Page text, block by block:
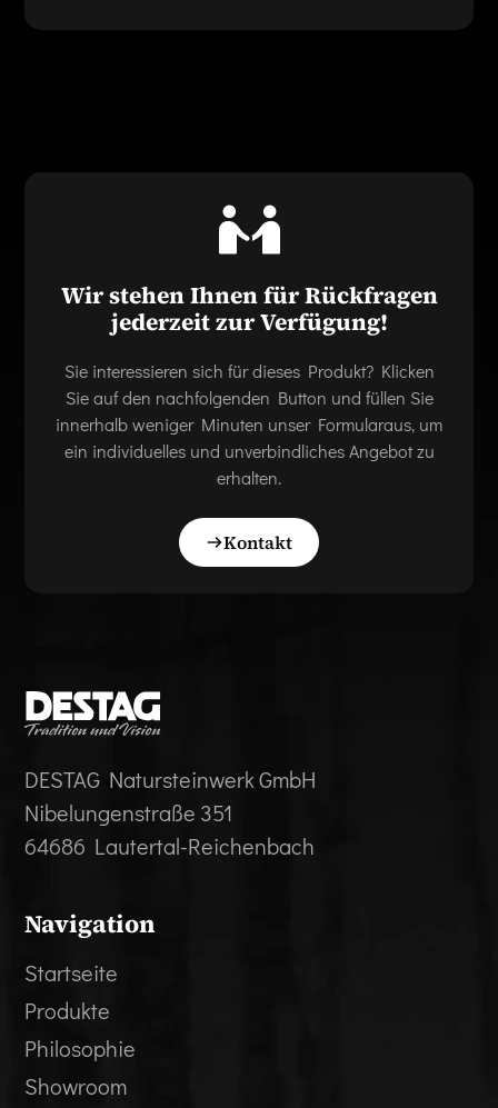
Wir stehen Ihnen für Rückfragen
jederzeit zur Verfügung!
Sie interessieren sich für dieses Produkt? Klicken
Sie auf den nachfolgenden Button und füllen Sie
innerhalb weniger Minuten unser Formularaus, um
ein individuelles und unverbindliches Angebot zu
erhalten.
Kontakt
DESTAG Natursteinwerk GmbH
Nibelungenstraße 351
64686 Lautertal-Reichenbach
Navigation
Startseite
Produkte
Philosophie
Showroom